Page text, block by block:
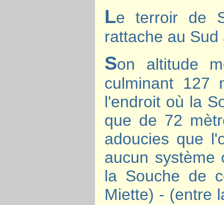
Le terroir de
rattache au
Son altitude
culminant 127
l'endroit où la
que de 72
adoucies que
aucun système
la Souche de
Miette) - (entre